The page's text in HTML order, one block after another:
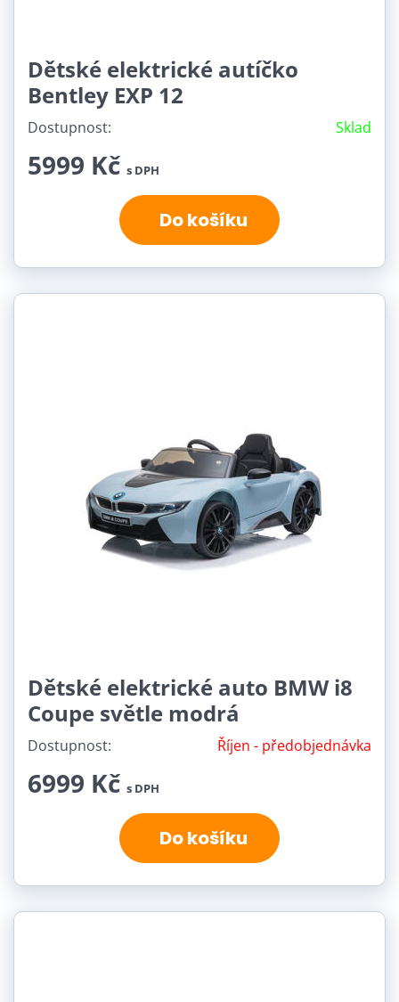
Dětské elektrické autíčko
Bentley EXP 12
Dostupnost: Sklad
5999 Kč s DPH
Do košíku
Dětské elektrické auto BMW i8
Coupe světle modrá
Dostupnost: Říjen - předobjednávka
6999 Kč s DPH
Do košíku